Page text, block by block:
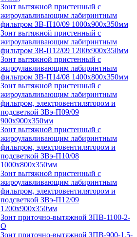
Зонт вытяжной пристенный с
жироулавливающим лабиринтным
фильтром ЗВ-П10/09 1000х900х350мм
Зонт вытяжной пристенный с
жироулавливающим лабиринтным
фильтром ЗВ-П12/09 1200х900х350мм
Зонт вытяжной пристенный с
жироулавливающим лабиринтным
фильтром ЗВ-П14/08 1400х800х350мм
Зонт вытяжной пристенный с
жироулавливающим лабиринтным
фильтром, электровентилятором и
подсветкой ЗВэ-П09/09
900х900х350мм
Зонт вытяжной пристенный с
жироулавливающим лабиринтным
фильтром, электровентилятором и
подсветкой ЗВэ-П10/08
1000х800х350мм
Зонт вытяжной пристенный с
жироулавливающим лабиринтным
фильтром, электровентилятором и
подсветкой ЗВэ-П12/09
1200х900х350мм
Зонт приточно-вытяжной ЗПВ-1100-2-
О
Зонт приточно-вытяжной ЗПВ-900-1,5-